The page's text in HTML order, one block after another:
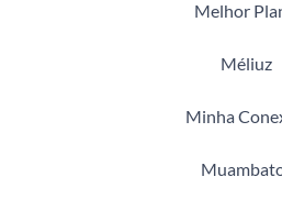
Melhor
Méliuz
Minha